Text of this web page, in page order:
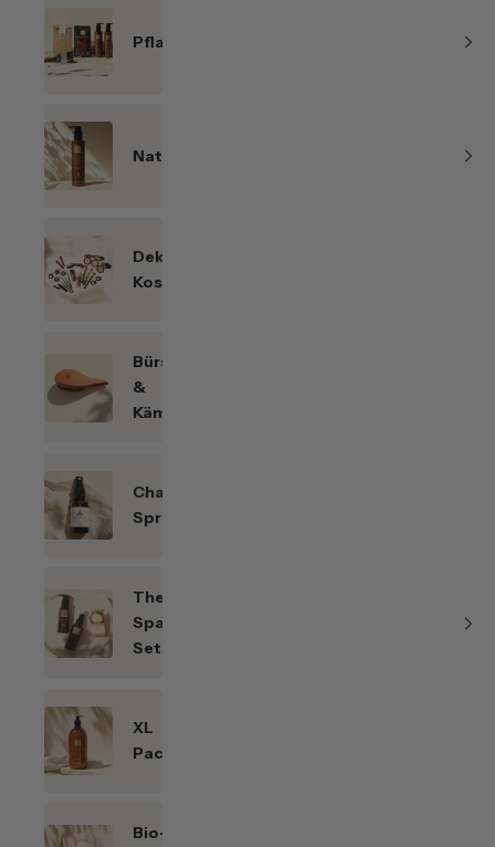
Pflanzenhaarfarben
Naturkosmetik
Dekorative
Kosmetik
Bürsten
&
Kämme
Chakren-
Sprays
Themen-
Spar-
Sets
XL
Packungen
Bio-